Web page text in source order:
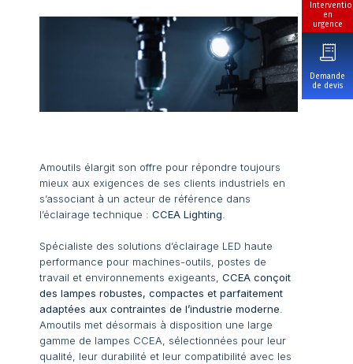
en
urgence
Demande
de devis
Amoutils élargit son offre pour répondre toujours
mieux aux exigences de ses clients industriels en
s’associant à un acteur de référence dans
l’éclairage technique : CCEA Lighting
Spécialiste des solutions d’éclairage LED haute
performance pour machines-outils, postes de
travail et environnements exigeants, CCEA conçoit
des lampes robustes, compactes et parfaitement
adaptées aux contraintes de l’industrie moderne
Amoutils met désormais à disposition une large
gamme de lampes CCEA, sélectionnées pour leur
qualité, leur durabilité et leur compatibilité avec les